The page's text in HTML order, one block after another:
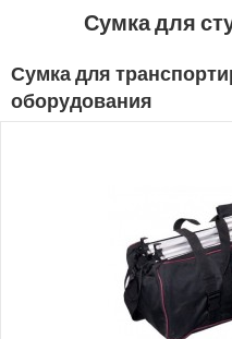
Сумка для
Сумка для
оборудования